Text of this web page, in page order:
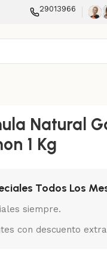
29013966
Natural
1 Kg
Todos Los
siempre.
con descuento